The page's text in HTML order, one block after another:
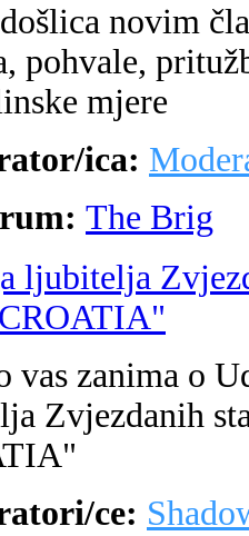
novim
pohvale,
mjere
ica:
The Brig
ljubitelja
vas zanima o
Zvjezdanih
ce: